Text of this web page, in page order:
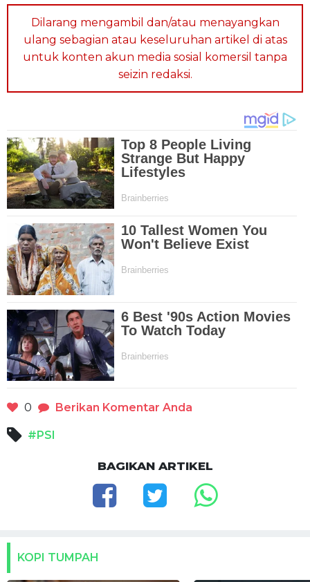
Dilarang mengambil dan/atau menayangkan
ulang sebagian atau keseluruhan artikel di atas
untuk konten akun media sosial komersil tanpa
seizin redaksi.
0 Berikan Komentar Anda
#PSI
BAGIKAN ARTIKEL
KOPI TUMPAH